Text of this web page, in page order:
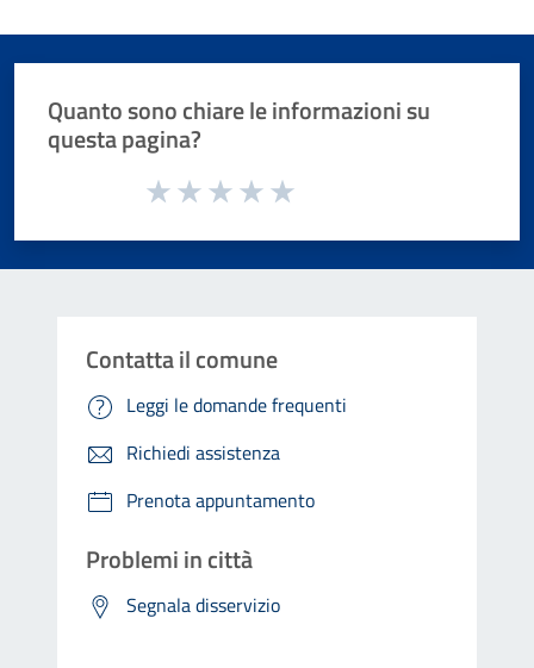
Quanto sono chiare le informazioni su
questa pagina?
Valuta da 1 a 5 stelle la pagina
Contatta il comune
Leggi le domande frequenti
Richiedi assistenza
Prenota appuntamento
Problemi in città
Segnala disservizio